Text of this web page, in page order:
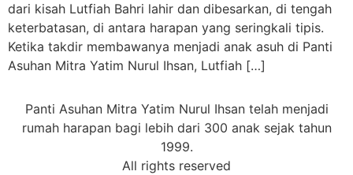
dari kisah Lutfiah Bahri lahir dan dibesarkan, di tengah
keterbatasan, di antara harapan yang seringkali tipis.
Ketika takdir membawanya menjadi anak asuh di Panti
Asuhan Mitra Yatim Nurul Ihsan, Lutfiah […]
Panti Asuhan Mitra Yatim Nurul Ihsan telah menjadi
rumah harapan bagi lebih dari 300 anak sejak tahun
1999.
All rights reserved